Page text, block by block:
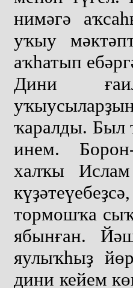
нимәгә
уҡыу
аҡһатып
Дини
ҡаралды. Был
инем.
халҡы
тормошҡа
ябынған.
яулыҡһыҙ
дини кейем